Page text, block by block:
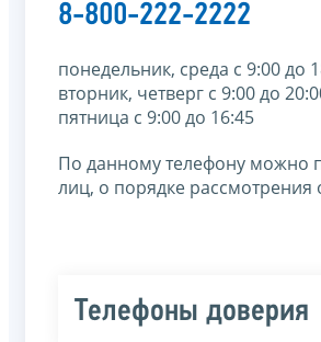
8-800-222-2222
понедельник, среда с 9:00 до
вторник, четверг с 9:00 до
пятница с 9:00 до 16:45
По данному телефону можно
лиц, о порядке
Телефоны доверия